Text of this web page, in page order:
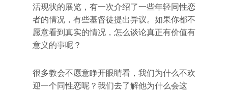
活现状的展览，有一次介绍了一些年轻同性恋
者的情况，有些基督徒提出异议。如果你都不
愿意看到真实的情况，怎么谈论真正有价值有
意义的事呢？
很多教会不愿意睁开眼睛看，我们为什么不欢
迎一个同性恋呢？我们去了解他为什么会这